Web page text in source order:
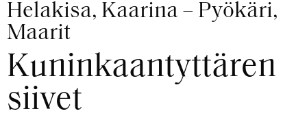
Helakisa, Kaarina – Pyökäri,
Maarit
Kuninkaantyttären
siivet